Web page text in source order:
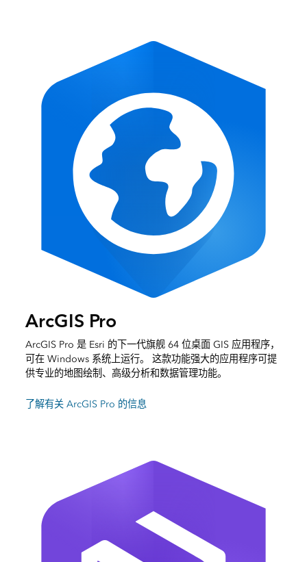
ArcGIS Pro
ArcGIS Pro 是 Esri 的下一代旗舰 64 位桌面 GIS 应用程序，
可在 Windows 系统上运行。 这款功能强大的应用程序可提
供专业的地图绘制、高级分析和数据管理功能。
了解有关 ArcGIS Pro 的信息